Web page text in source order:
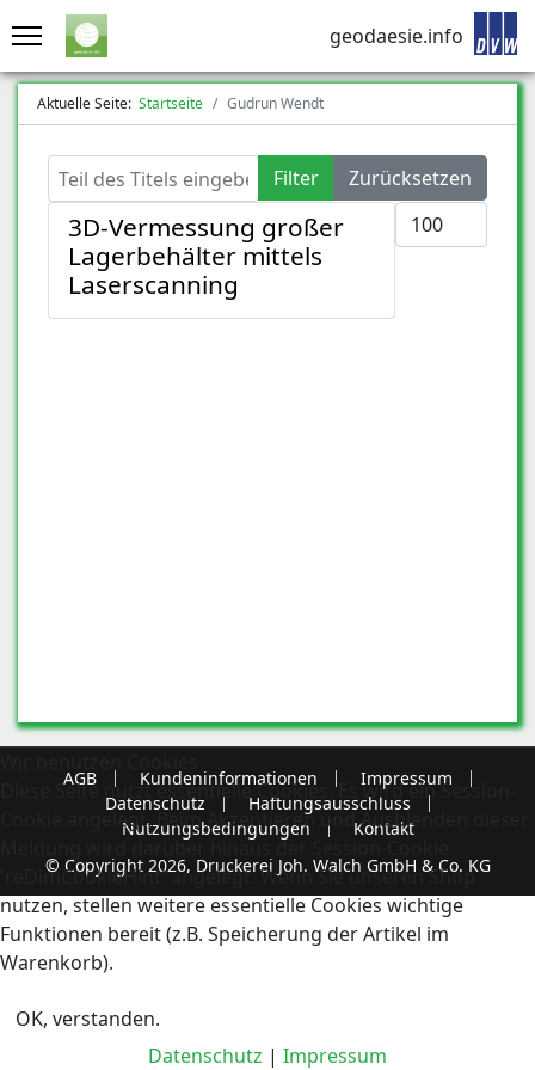
geodaesie.info
Aktuelle Seite: Startseite Gudrun Wendt
Teil des Titels eingeben Filter
Zurücksetzen
Anzeige #
3D-Vermessung großer
Lagerbehälter mittels
Laserscanning
AGB Kundeninformationen
Impressum
Datenschutz
Haftungsausschluss
Nutzungsbedingungen
Kontakt
© Copyright 2026, Druckerei Joh. Walch GmbH & Co. KG
Diese Seite nutzt essentielle Cookies. Es wird ein Session-
Cookie angelegt. Beim Akzeptieren und Ausblenden dieser
Meldung wird darüber hinaus der Session-Cookie
'reDimCookieHint' angelegt. Wenn Sie unseren Shop
nutzen, stellen weitere essentielle Cookies wichtige
Funktionen bereit (z.B. Speicherung der Artikel im
Warenkorb).
OK, verstanden.
Datenschutz | Impressum